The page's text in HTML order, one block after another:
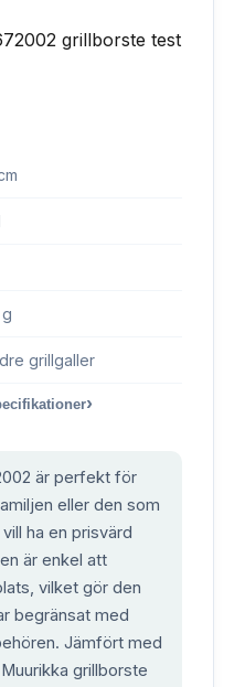
grillgaller
›
är perfekt för
eller den som
ha en prisvärd
är enkel att
vilket gör den
begränsat med
Jämfört med
grillborste